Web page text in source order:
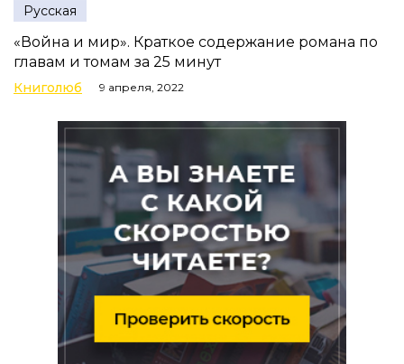
Русская
«Война и мир». Краткое содержание романа по
главам и томам за 25 минут
Книголюб 9 апреля, 2022